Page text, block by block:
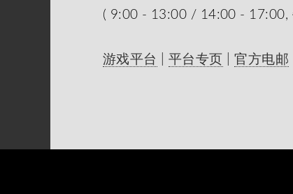
( 9:00 - 13:00 / 14:00 - 17:00,
游戏平台 平台专页 |官方电邮